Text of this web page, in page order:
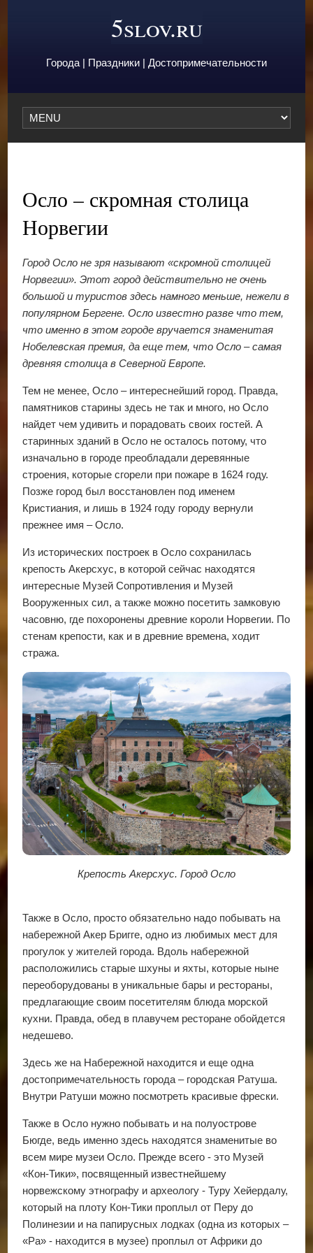
5slov.ru
Города | Праздники | Достопримечательности
Осло – скромная столица
Норвегии
Город Осло не зря называют «скромной столицей
Норвегии». Этот город действительно не очень
большой и туристов здесь намного меньше, нежели в
популярном Бергене. Осло известно разве что тем,
что именно в этом городе вручается знаменитая
Нобелевская премия, да еще тем, что Осло – самая
древняя столица в Северной Европе.
Тем не менее, Осло – интереснейший город. Правда,
памятников старины здесь не так и много, но Осло
найдет чем удивить и порадовать своих гостей. А
старинных зданий в Осло не осталось потому, что
изначально в городе преобладали деревянные
строения, которые сгорели при пожаре в 1624 году.
Позже город был восстановлен под именем
Кристиания, и лишь в 1924 году городу вернули
прежнее имя – Осло.
Из исторических построек в Осло сохранилась
крепость Акерсхус, в которой сейчас находятся
интересные Музей Сопротивления и Музей
Вооруженных сил, а также можно посетить замковую
часовню, где похоронены древние короли Норвегии. По
стенам крепости, как и в древние времена, ходит
стража.
Крепость Акерсхус. Город Осло
Также в Осло, просто обязательно надо побывать на
набережной Акер Бригге, одно из любимых мест для
прогулок у жителей города. Вдоль набережной
расположились старые шхуны и яхты, которые ныне
переоборудованы в уникальные бары и рестораны,
предлагающие своим посетителям блюда морской
кухни. Правда, обед в плавучем ресторане обойдется
недешево.
Здесь же на Набережной находится и еще одна
достопримечательность города – городская Ратуша.
Внутри Ратуши можно посмотреть красивые фрески.
Также в Осло нужно побывать и на полуострове
Бюгде, ведь именно здесь находятся знаменитые во
всем мире музеи Осло. Прежде всего - это Музей
«Кон-Тики», посвященный известнейшему
норвежскому этнографу и археологу - Туру Хейердалу,
который на плоту Кон-Тики проплыл от Перу до
Полинезии и на папирусных лодках (одна из которых –
«Ра» - находится в музее) проплыл от Африки до